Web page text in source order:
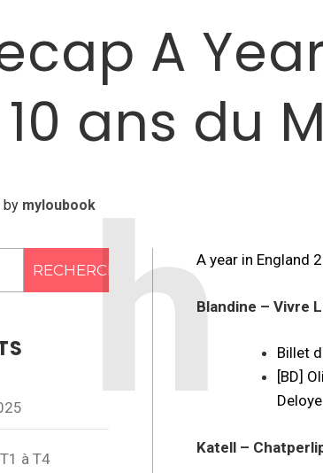
A
10 ans du
by myloubook
A year in England
Blandine – Vivre
Billet
[BD]
Deloye
Katell –
à T4